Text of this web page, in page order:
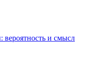
и смысл